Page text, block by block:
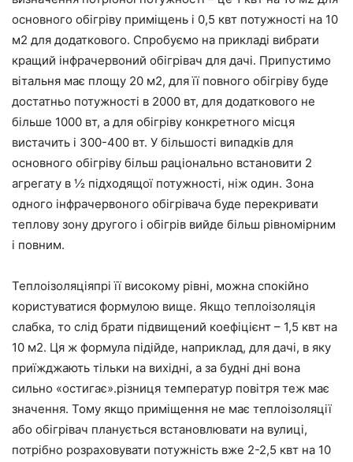
основного обігріву приміщень і 0,5 квт потужності на 10
м2 для додаткового. Спробуємо на прикладі вибрати
кращий інфрачервоний обігрівач для дачі. Припустимо
вітальня має площу 20 м2, для її повного обігріву буде
достатньо потужності в 2000 вт, для додаткового не
більше 1000 вт, а для обігріву конкретного місця
вистачить і 300-400 вт. У більшості випадків для
основного обігріву більш раціонально встановити 2
агрегату в ½ підходящої потужності, ніж один. Зона
одного інфрачервоного обігрівача буде перекривати
теплову зону другого і обігрів вийде більш рівномірним
і повним.
Теплоізоляціяпрі її високому рівні, можна спокійно
користуватися формулою вище. Якщо теплоізоляція
слабка, то слід брати підвищений коефіцієнт – 1,5 квт на
10 м2. Ця ж формула підійде, наприклад, для дачі, в яку
приїжджають тільки на вихідні, а за будні дні вона
сильно «остигає».різниця температур повітря теж має
значення. Тому якщо приміщення не має теплоізоляції
або обігрівач планується встановлювати на вулиці,
потрібно розраховувати потужність вже 2-2,5 квт на 10